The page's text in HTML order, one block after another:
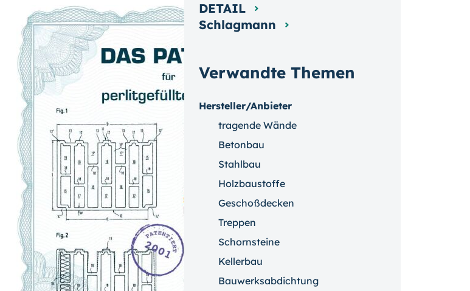
Verwandte Themen
Hersteller/Anbieter
tragende Wände
Betonbau
Stahlbau
Holzbaustoffe
Geschoßdecken
Treppen
Schornsteine
Kellerbau
Bauwerksabdichtung
DETAIL
Schlagmann